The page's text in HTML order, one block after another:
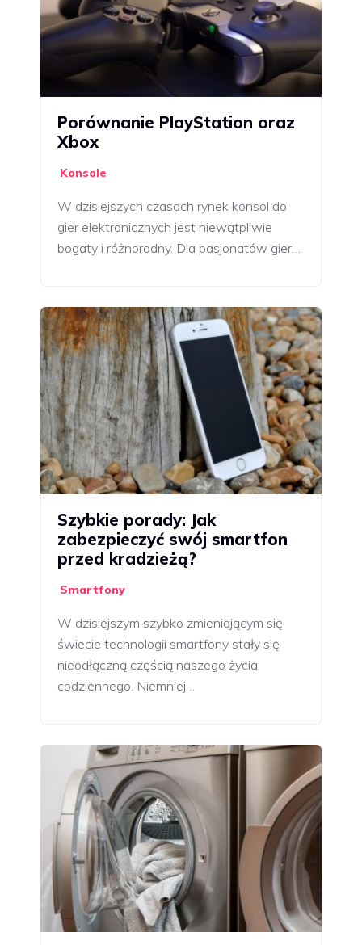
Porównanie PlayStation oraz
Xbox
Konsole
W dzisiejszych czasach rynek konsol do
gier elektronicznych jest niewątpliwie
bogaty i różnorodny. Dla pasjonatów gier…
Szybkie porady: Jak
zabezpieczyć swój smartfon
przed kradzieżą?
Smartfony
W dzisiejszym szybko zmieniającym się
świecie technologii smartfony stały się
nieodłączną częścią naszego życia
codziennego. Niemniej…